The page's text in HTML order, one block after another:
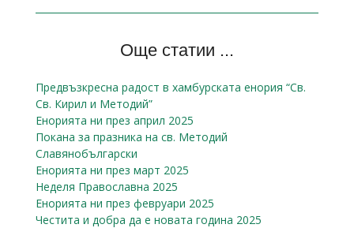
Още статии ...
Предвъзкресна радост в хамбурската енория “Св.
Св. Кирил и Методий”
Енорията ни през април 2025
Покана за празника на св. Методий
Славянобългарски
Енорията ни през март 2025
Неделя Православна 2025
Енорията ни през февруари 2025
Честита и добра да е новата година 2025